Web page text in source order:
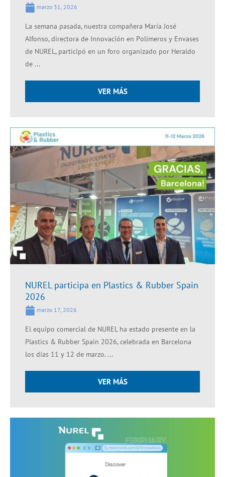
marzo 31, 2026
La semana pasada, nuestra compañera María José
Alfonso, directora de Innovación en Polímeros y Envases
de NUREL, participó en un foro organizado por Heraldo
de ...
VER MÁS
NUREL participa en Plastics & Rubber Spain
2026
marzo 17, 2026
El equipo comercial de NUREL ha estado presente en la
Plastics & Rubber Spain 2026, celebrada en Barcelona
los días 11 y 12 de marzo. ...
VER MÁS